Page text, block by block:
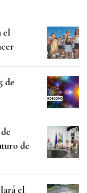
el
de
de
el